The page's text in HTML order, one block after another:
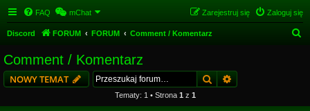
FAQ mChat Zaloguj się
Zarejestruj się
Discord FORUM FORUM Comment / Komentarz
Comment / Komentarz
NOWY TEMAT SzukajWyszukiwanie
Tematy: 1 • Strona 1 z 1